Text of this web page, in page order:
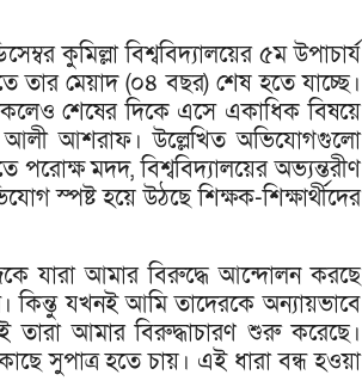
কুমিল্লা বিশ্ববিদ্যালয়ের ৫ম উপাচার্য
তার মেয়াদ (০৪ বছর) শেষ হতে যাচ্ছে।
শেষের দিকে এসে একাধিক বিষয়ে
আলী আশরাফ। উল্লেখিত অভিযোগগুলো
পরোক্ষ মদদ, বিশ্ববিদ্যালয়ের অভ্যন্তরীণ
স্পষ্ট হয়ে উঠছে শিক্ষক-শিক্ষার্থীদের
যারা আমার বিরুদ্ধে আন্দোলন করছে
কিন্তু যখনই আমি তাদেরকে অন্যায়ভাবে
আমার বিরুদ্ধাচারণ শুরু করেছে।
সুপাত্র হতে চায়। এই ধারা বন্ধ হওয়া